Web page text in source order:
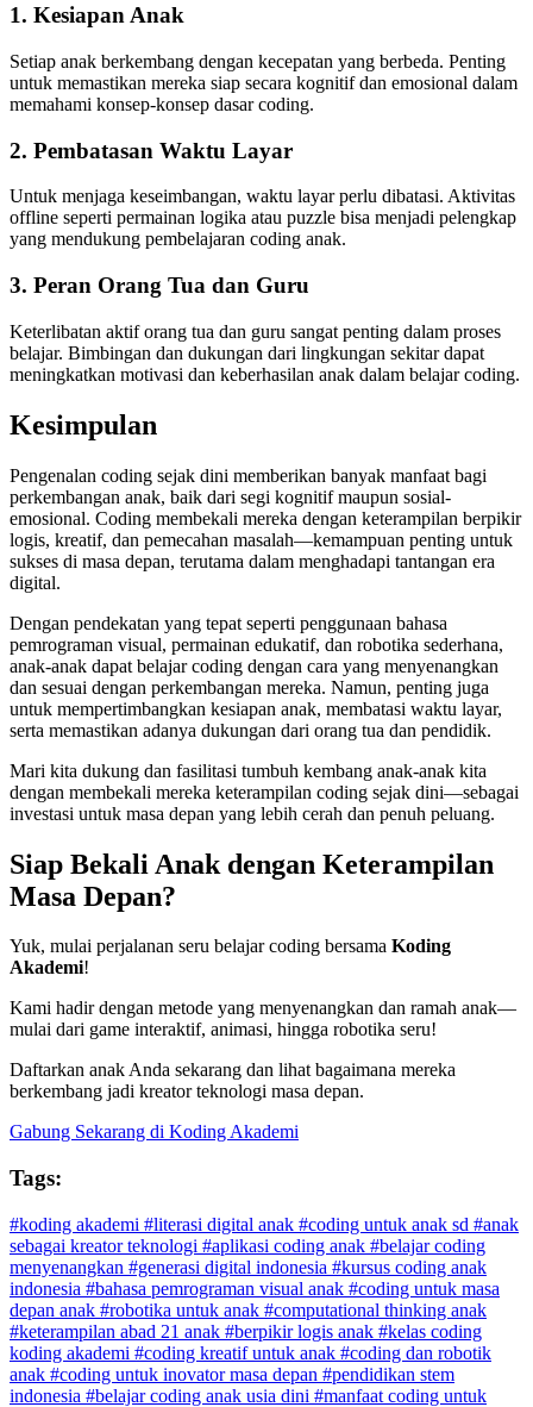
1. Kesiapan Anak
Setiap anak berkembang dengan kecepatan yang berbeda. Penting
untuk memastikan mereka siap secara kognitif dan emosional dalam
memahami konsep-konsep dasar coding.
2. Pembatasan Waktu Layar
Untuk menjaga keseimbangan, waktu layar perlu dibatasi. Aktivitas
offline seperti permainan logika atau puzzle bisa menjadi pelengkap
yang mendukung pembelajaran coding anak.
3. Peran Orang Tua dan Guru
Keterlibatan aktif orang tua dan guru sangat penting dalam proses
belajar. Bimbingan dan dukungan dari lingkungan sekitar dapat
meningkatkan motivasi dan keberhasilan anak dalam belajar coding.
Kesimpulan
Pengenalan coding sejak dini memberikan banyak manfaat bagi
perkembangan anak, baik dari segi kognitif maupun sosial-
emosional. Coding membekali mereka dengan keterampilan berpikir
logis, kreatif, dan pemecahan masalah—kemampuan penting untuk
sukses di masa depan, terutama dalam menghadapi tantangan era
digital.
Dengan pendekatan yang tepat seperti penggunaan bahasa
pemrograman visual, permainan edukatif, dan robotika sederhana,
anak-anak dapat belajar coding dengan cara yang menyenangkan
dan sesuai dengan perkembangan mereka. Namun, penting juga
untuk mempertimbangkan kesiapan anak, membatasi waktu layar,
serta memastikan adanya dukungan dari orang tua dan pendidik.
Mari kita dukung dan fasilitasi tumbuh kembang anak-anak kita
dengan membekali mereka keterampilan coding sejak dini—sebagai
investasi untuk masa depan yang lebih cerah dan penuh peluang.
Siap Bekali Anak dengan Keterampilan
Masa Depan?
Yuk, mulai perjalanan seru belajar coding bersama Koding
Akademi!
Kami hadir dengan metode yang menyenangkan dan ramah anak—
mulai dari game interaktif, animasi, hingga robotika seru!
Daftarkan anak Anda sekarang dan lihat bagaimana mereka
berkembang jadi kreator teknologi masa depan.
Gabung Sekarang di Koding Akademi
Tags:
#koding akademi #literasi digital anak #coding untuk anak sd #anak
sebagai kreator teknologi #aplikasi coding anak #belajar coding
menyenangkan #generasi digital indonesia #kursus coding anak
indonesia #bahasa pemrograman visual anak #coding untuk masa
depan anak #robotika untuk anak #computational thinking anak
#keterampilan abad 21 anak #berpikir logis anak #kelas coding
koding akademi #coding kreatif untuk anak #coding dan robotik
anak #coding untuk inovator masa depan #pendidikan stem
indonesia #belajar coding anak usia dini #manfaat coding untuk